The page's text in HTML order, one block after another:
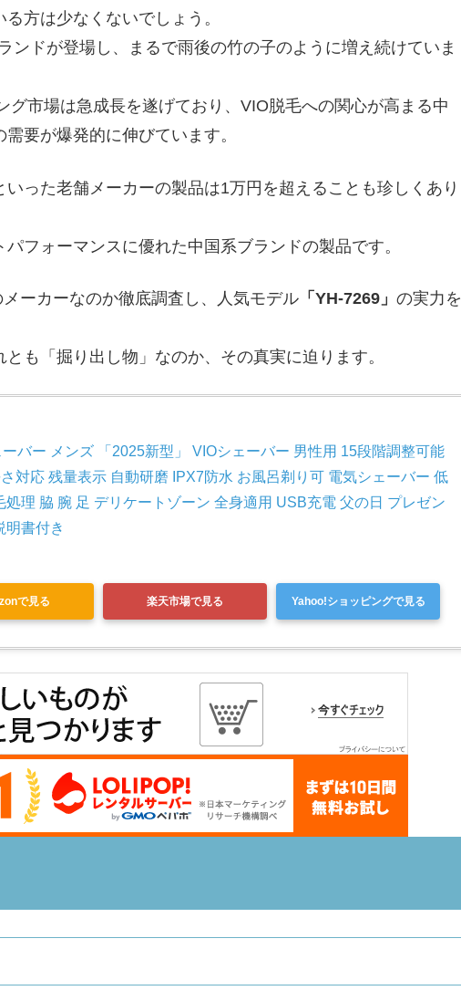
方は少なくないでしょう。
ンドが登場し、まるで雨後の竹の子のように増え続けていま
グ市場は急成長を遂げており、VIO脱毛への関心が高まる中
要が爆発的に伸びています。
った老舗メーカーの製品は1万円を超えることも珍しくあり
フォーマンスに優れた中国系ブランドの製品です。
ーカーなのか徹底調査し、人気モデル 「YH-7269」 の実力を
も「掘り出し物」なのか、その真実に迫ります。
バー メンズ 「2025新型」 VIOシェーバー 男性用 15段階調整可能
対応 残量表示 自動研磨 IPX7防水 お風呂剃り可 電気シェーバー 低
処理 脇 腕 足 デリケートゾーン 全身適用 USB充電 父の日 プレゼン
明書付き
で見る 楽天市場で見る Yahoo!ショッピングで見る